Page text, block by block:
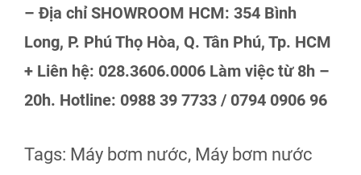
– Địa chỉ SHOWROOM HCM: 354 Bình
Long, P. Phú Thọ Hòa, Q. Tân Phú, Tp. HCM
+ Liên hệ: 028.3606.0006 Làm việc từ 8h –
20h. Hotline: 0988 39 7733 / 0794 0906 96
Tags: Máy bơm nước, Máy bơm nước